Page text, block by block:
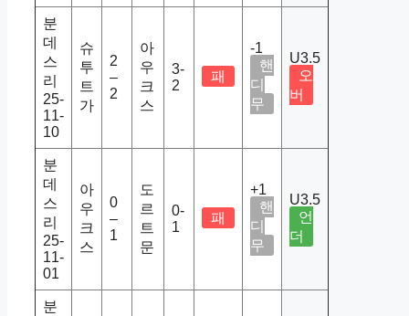
분
데
스
리
25-
11-
10
슈
투
트
가
2
–
2
아
우
크
스
3-
2
패
-1
핸
디
무
U3.5
오
버
분
데
스
리
25-
11-
01
아
우
크
스
0
–
1
도
르
트
문
0-
1
패
+1
핸
디
무
U3.5
언
더
분